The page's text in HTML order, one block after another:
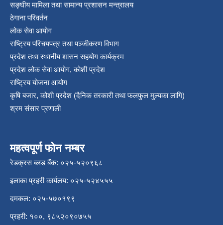
सङ्‍घीय मामिला तथा सामान्य प्रशासन मन्त्रालय
ठेगाना परिवर्तन
लोक सेवा आयोग
राष्ट्रिय परिचयपत्र तथा पञ्‍जीकरण विभाग
प्रदेश तथा स्थानीय शासन सहयोग कार्यक्रम
प्रदेश लोक सेवा आयोग, कोशी प्रदेश
राष्ट्रिय योजना आयोग
कृषि बजार, कोशी प्रदेश (दैनिक तरकारी तथा फलफुल मुल्यका लागि)
श्रम संसार प्रणाली
महत्वपूर्ण फोन नम्बर
रेडक्रस ब्लड बैंक: ०२५-५२०९६८
इलाका प्रहरी कार्यलय: ०२५-५२४५५५
दमकल: ०२५-५७०१९९
प्रहरी: १००, ९८५२०९०७५५